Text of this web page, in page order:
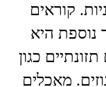
קוראים
נוספת היא
כגון
מאכלים